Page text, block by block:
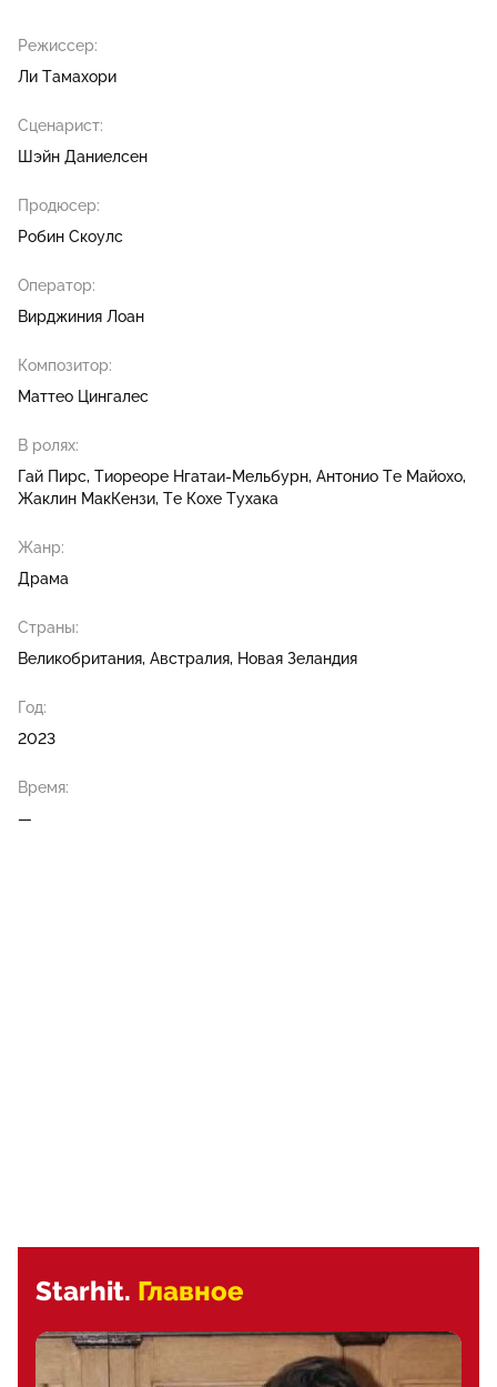
Режиссер:
Ли Тамахори
Сценарист:
Шэйн Даниелсен
Продюсер:
Робин Скоулс
Оператор:
Вирджиния Лоан
Композитор:
Маттео Цингалес
В ролях:
Гай Пирс Тиореоре Нгатаи-Мельбурн Антонио Те Майохо
Жаклин МакКензи Те Кохе Тухака
Жанр:
Драма
Страны:
Великобритания, Австралия, Новая Зеландия
Год:
2023
Время:
—
Starhit. Главное